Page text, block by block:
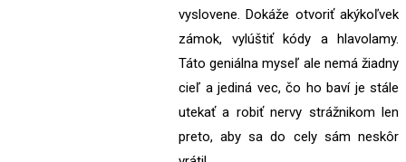
vyslovene. Dokáže otvoriť akýkoľvek
zámok, vylúštiť kódy a hlavolamy.
Táto geniálna myseľ ale nemá žiadny
cieľ a jediná vec, čo ho baví je stále
utekať a robiť nervy strážnikom len
preto, aby sa do cely sám neskôr